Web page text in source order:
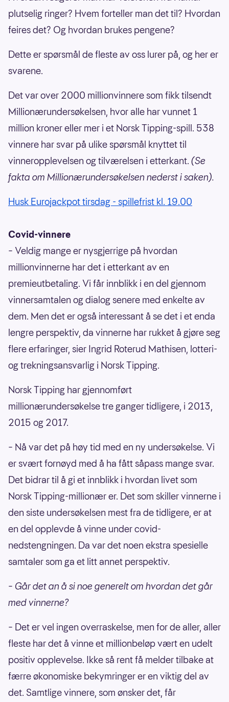
plutselig ringer? Hvem forteller man det til? Hvordan
feires det? Og hvordan brukes pengene?
Dette er spørsmål de fleste av oss lurer på, og her er
svarene.
Det var over 2000 millionvinnere som fikk tilsendt
Millionærundersøkelsen, hvor alle har vunnet 1
million kroner eller mer i et Norsk Tipping-spill. 538
vinnere har svar på ulike spørsmål knyttet til
vinneropplevelsen og tilværelsen i etterkant. (Se
fakta om Millionærundersøkelsen nederst i saken).
Husk Eurojackpot tirsdag - spillefrist kl. 19.00
Covid-vinnere
– Veldig mange er nysgjerrige på hvordan
millionvinnerne har det i etterkant av en
premieutbetaling. Vi får innblikk i en del gjennom
vinnersamtalen og dialog senere med enkelte av
dem. Men det er også interessant å se det i et enda
lengre perspektiv, da vinnerne har rukket å gjøre seg
flere erfaringer, sier Ingrid Roterud Mathisen, lotteri-
og trekningsansvarlig i Norsk Tipping.
Norsk Tipping har gjennomført
millionærundersøkelse tre ganger tidligere, i 2013,
2015 og 2017.
– Nå var det på høy tid med en ny undersøkelse. Vi
er svært fornøyd med å ha fått såpass mange svar.
Det bidrar til å gi et innblikk i hvordan livet som
Norsk Tipping-millionær er. Det som skiller vinnerne i
den siste undersøkelsen mest fra de tidligere, er at
en del opplevde å vinne under covid-
nedstengningen. Da var det noen ekstra spesielle
samtaler som ga et litt annet perspektiv.
– Går det an å si noe generelt om hvordan det går
med vinnerne?
– Det er vel ingen overraskelse, men for de aller, aller
fleste har det å vinne et millionbeløp vært en udelt
positiv opplevelse. Ikke så rent få melder tilbake at
færre økonomiske bekymringer er en viktig del av
det. Samtlige vinnere, som ønsker det, får